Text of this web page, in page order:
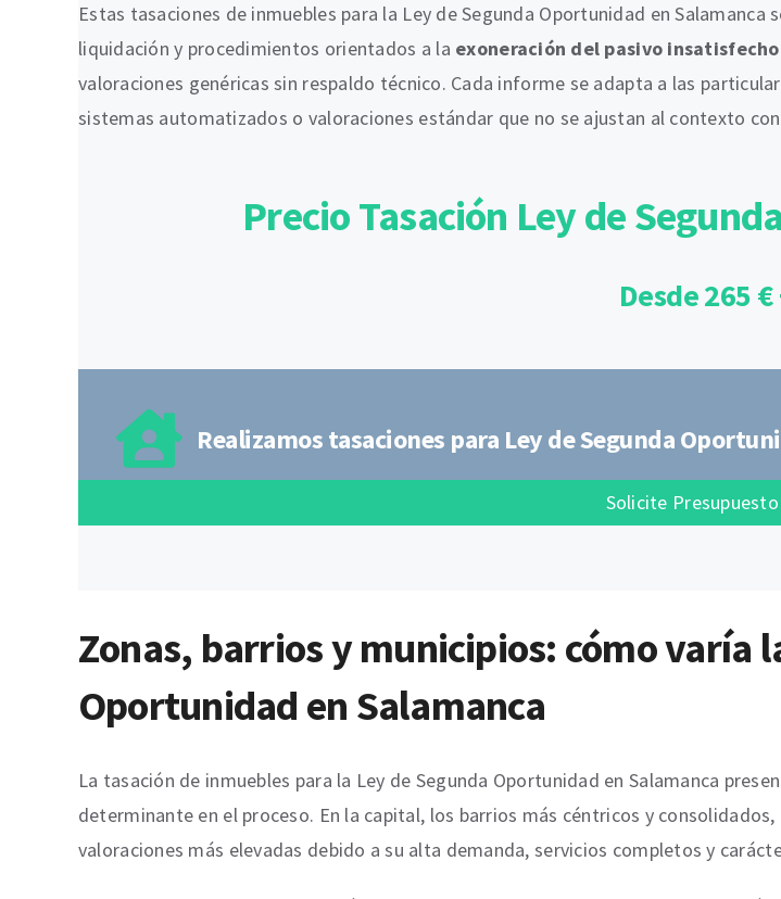
Estas tasaciones de inmuebles para la Ley de Segunda Oportunidad en Salamanca
liquidación y procedimientos orientados a la exoneración del pasivo insatisfecho
valoraciones genéricas sin respaldo técnico. Cada informe se adapta a las
sistemas automatizados o valoraciones estándar que no se ajustan al contexto
Precio Tasación Ley de
Desde 265 €
Realizamos tasaciones para Ley de Segunda
Solicite
Zonas, barrios y municipios: cómo varía
Oportunidad en Salamanca
La tasación de inmuebles para la Ley de Segunda Oportunidad en Salamanca
determinante en el proceso. En la capital, los barrios más céntricos y
valoraciones más elevadas debido a su alta demanda, servicios completos y